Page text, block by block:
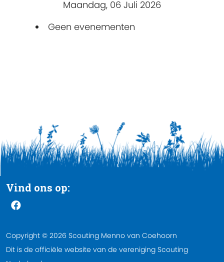
Maandag, 06 Juli 2026
Geen evenementen
Vind ons op:
Copyright © 2026 Scouting Menno van Coehoorn
Dit is de officiële website van de vereniging Scouting